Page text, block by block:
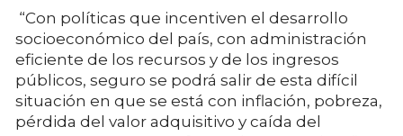
“Con políticas que incentiven el desarrollo
socioeconómico del país, con administración
eficiente de los recursos y de los ingresos
públicos, seguro se podrá salir de esta difícil
situación en que se está con inflación, pobreza,
pérdida del valor adquisitivo y caída del